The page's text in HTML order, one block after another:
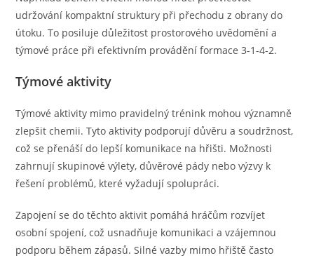
udržování kompaktní struktury při přechodu z obrany do
útoku. To posiluje důležitost prostorového uvědomění a
týmové práce při efektivním provádění formace 3-1-4-2.
Týmové aktivity
Týmové aktivity mimo pravidelný trénink mohou významně
zlepšit chemii. Tyto aktivity podporují důvěru a soudržnost,
což se přenáší do lepší komunikace na hřišti. Možnosti
zahrnují skupinové výlety, důvěrové pády nebo výzvy k
řešení problémů, které vyžadují spolupráci.
Zapojení se do těchto aktivit pomáhá hráčům rozvíjet
osobní spojení, což usnadňuje komunikaci a vzájemnou
podporu během zápasů. Silné vazby mimo hřiště často